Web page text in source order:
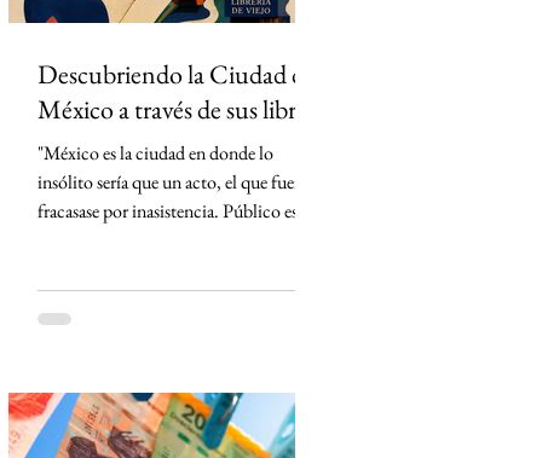
Descubriendo la Ciudad de
México a través de sus libros
"México es la ciudad en donde lo
insólito sería que un acto, el que fuera,
fracasase por inasistencia. Público es lo
de México, en cambio, primero se lee."
Creo que conocí la Ciudad de México
llave distinta y, con cada página, la
ciudad dejó de ser un punto en el mapa